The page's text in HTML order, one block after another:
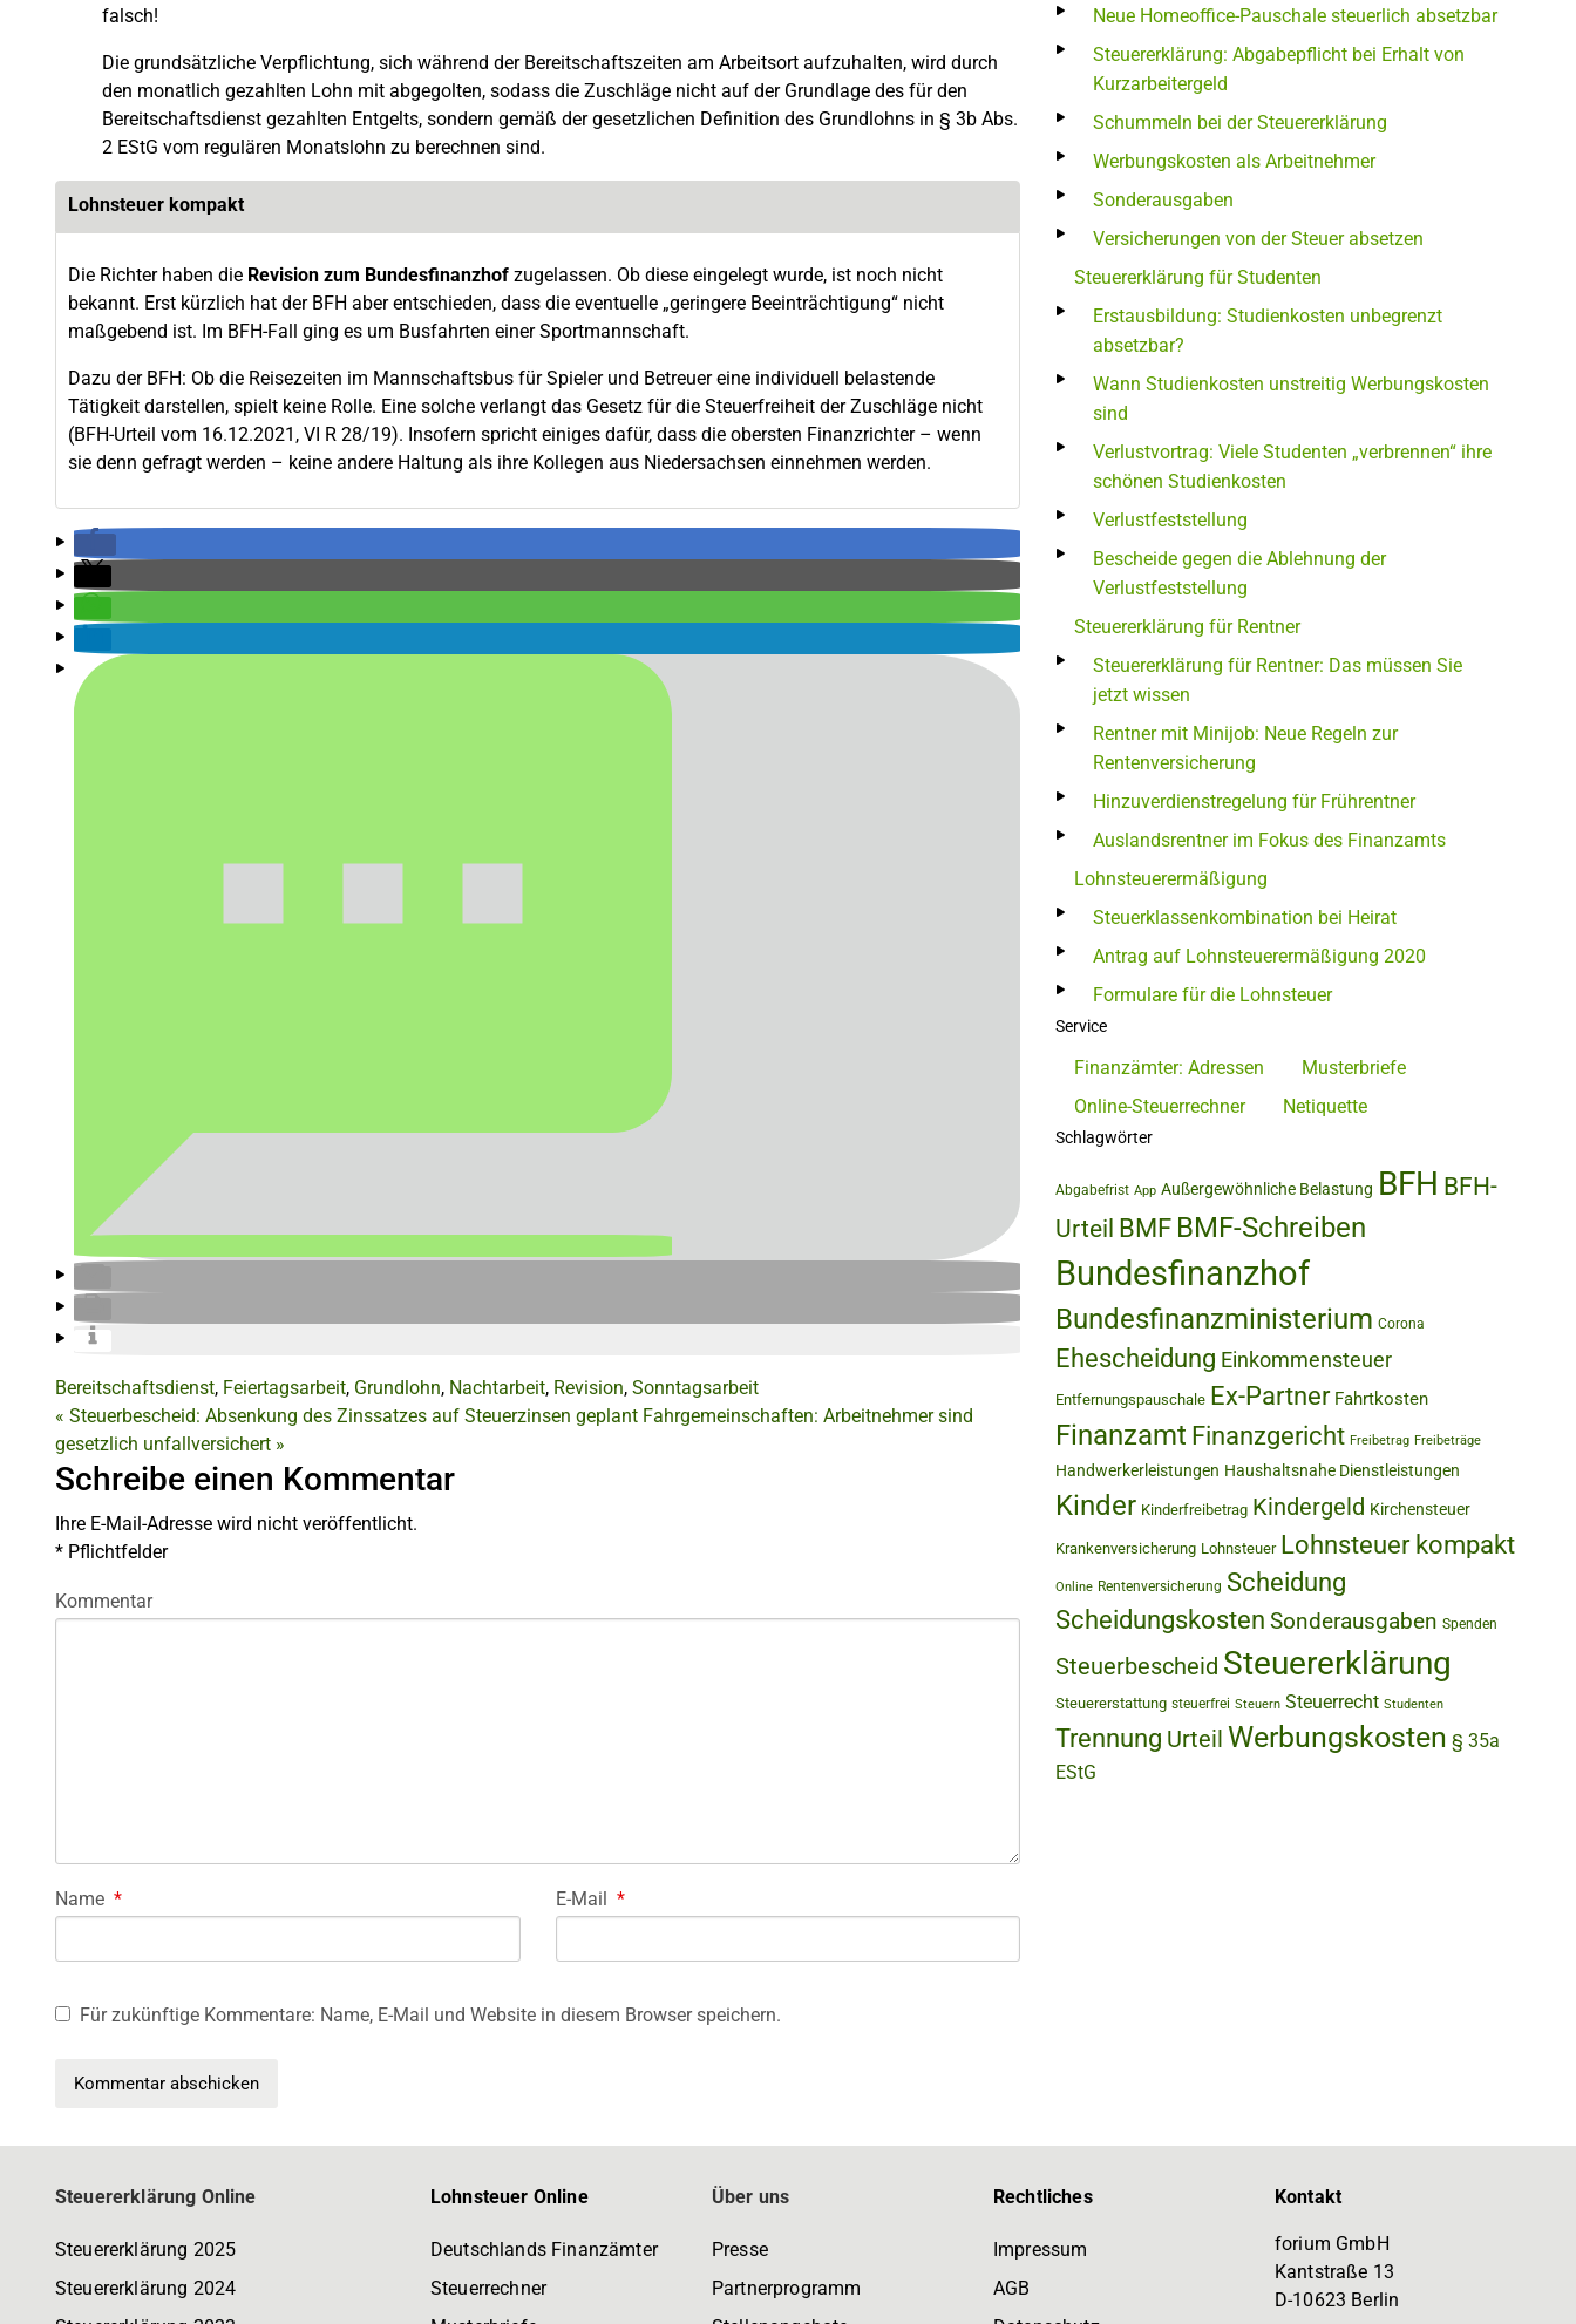
falsch!
Die grundsätzliche Verpflichtung, sich während der Bereitschaftszeiten am Arbeitsort aufzuhalten, wird durch
den monatlich gezahlten Lohn mit abgegolten, sodass die Zuschläge nicht auf der Grundlage des für den
Bereitschaftsdienst gezahlten Entgelts, sondern gemäß der gesetzlichen Definition des Grundlohns in § 3b Abs.
2 EStG vom regulären Monatslohn zu berechnen sind.
Lohnsteuer kompakt
Die Richter haben die Revision zum Bundesfinanzhof zugelassen. Ob diese eingelegt wurde, ist noch nicht
bekannt. Erst kürzlich hat der BFH aber entschieden, dass die eventuelle „geringere Beeinträchtigung“ nicht
maßgebend ist. Im BFH-Fall ging es um Busfahrten einer Sportmannschaft.
Dazu der BFH: Ob die Reisezeiten im Mannschaftsbus für Spieler und Betreuer eine individuell belastende
Tätigkeit darstellen, spielt keine Rolle. Eine solche verlangt das Gesetz für die Steuerfreiheit der Zuschläge nicht
(BFH-Urteil vom 16.12.2021, VI R 28/19). Insofern spricht einiges dafür, dass die obersten Finanzrichter – wenn
sie denn gefragt werden – keine andere Haltung als ihre Kollegen aus Niedersachsen einnehmen werden.
Bereitschaftsdienst, Feiertagsarbeit, Grundlohn, Nachtarbeit, Revision, Sonntagsarbeit
« Steuerbescheid: Absenkung des Zinssatzes auf Steuerzinsen geplant Fahrgemeinschaften: Arbeitnehmer sind
gesetzlich unfallversichert »
Schreibe einen Kommentar
Ihre E-Mail-Adresse wird nicht veröffentlicht.
* Pflichtfelder
Kommentar
Name * E-Mail *
Für zukünftige Kommentare: Name, E-Mail und Website in diesem Browser speichern.
Neue Homeoffice-Pauschale steuerlich absetzbar
Steuererklärung: Abgabepflicht bei Erhalt von
Kurzarbeitergeld
Schummeln bei der Steuererklärung
Werbungskosten als Arbeitnehmer
Sonderausgaben
Versicherungen von der Steuer absetzen
Steuererklärung für Studenten
Erstausbildung: Studienkosten unbegrenzt
absetzbar?
Wann Studienkosten unstreitig Werbungskosten
sind
Verlustvortrag: Viele Studenten „verbrennen“ ihre
schönen Studienkosten
Verlustfeststellung
Bescheide gegen die Ablehnung der
Verlustfeststellung
Steuererklärung für Rentner
Steuererklärung für Rentner: Das müssen Sie
jetzt wissen
Rentner mit Minijob: Neue Regeln zur
Rentenversicherung
Hinzuverdienstregelung für Frührentner
Auslandsrentner im Fokus des Finanzamts
Lohnsteuerermäßigung
Steuerklassenkombination bei Heirat
Antrag auf Lohnsteuerermäßigung 2020
Formulare für die Lohnsteuer
Service
Finanzämter: Adressen
Musterbriefe
Online-Steuerrechner
Netiquette
Schlagwörter
Abgabefrist App Außergewöhnliche Belastung BFH BFH-
Urteil BMF BMF-Schreiben
Bundesfinanzhof
Bundesfinanzministerium Corona
Ehescheidung Einkommensteuer
Entfernungspauschale Ex-Partner Fahrtkosten
Finanzamt Finanzgericht Freibetrag Freibeträge
Handwerkerleistungen Haushaltsnahe Dienstleistungen
Kinder Kinderfreibetrag Kindergeld Kirchensteuer
Krankenversicherung Lohnsteuer Lohnsteuer kompakt
Online Rentenversicherung Scheidung
Scheidungskosten Sonderausgaben Spenden
Steuerbescheid Steuererklärung
Steuererstattung steuerfrei Steuern Steuerrecht Studenten
Trennung Urteil Werbungskosten § 35a
EStG
Steuererklärung Online
Steuererklärung 2025
Steuererklärung 2024
Lohnsteuer Online
Deutschlands Finanzämter
Steuerrechner
Über uns
Presse
Partnerprogramm
Rechtliches
Impressum
AGB
Kontakt
forium GmbH
Kantstraße 13
D-10623 Berlin